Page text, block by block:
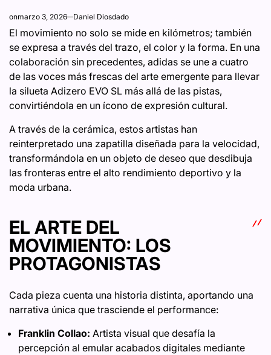
onmarzo 3, 2026 Daniel Diosdado
El movimiento no solo se mide en kilómetros; también
se expresa a través del trazo, el color y la forma. En una
colaboración sin precedentes, adidas se une a cuatro
de las voces más frescas del arte emergente para llevar
la silueta Adizero EVO SL más allá de las pistas,
convirtiéndola en un ícono de expresión cultural.
A través de la cerámica, estos artistas han
reinterpretado una zapatilla diseñada para la velocidad,
transformándola en un objeto de deseo que desdibuja
las fronteras entre el alto rendimiento deportivo y la
moda urbana.
EL ARTE DEL
MOVIMIENTO: LOS
PROTAGONISTAS
Cada pieza cuenta una historia distinta, aportando una
narrativa única que trasciende el performance:
Franklin Collao: Artista visual que desafía la
percepción al emular acabados digitales mediante